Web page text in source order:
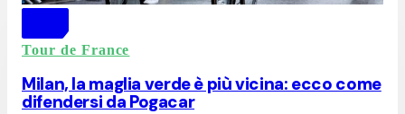
Tour de France
Milan, la maglia verde è più vicina: ecco come
difendersi da Pogacar